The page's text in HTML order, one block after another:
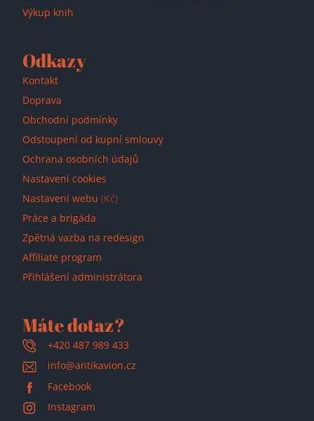
Výkup knih
Odkazy
Kontakt
Doprava
Obchodní podmínky
Odstoupení od kupní smlouvy
Ochrana osobních údajů
Nastavení cookies
Nastavení webu (Kč)
Práce a brigáda
Zpětná vazba na redesign
Affiliate program
Přihlášení administrátora
Máte dotaz?
+420 487 989 433
info@antikavion.cz
Facebook
Instagram